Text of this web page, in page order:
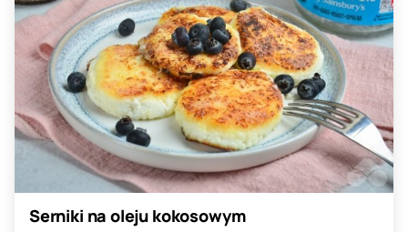
Serniki na oleju kokosowym